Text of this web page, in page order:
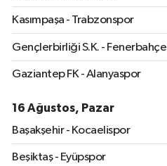
Kasımpaşa - Trabzonspor
Gençlerbirliği S.K. - Fenerbahçe
Gaziantep FK - Alanyaspor
16 Ağustos, Pazar
Başakşehir - Kocaelispor
Beşiktaş - Eyüpspor